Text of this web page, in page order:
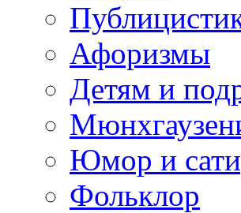
Афоризмы
Детям и
Юмор и
Фольклор